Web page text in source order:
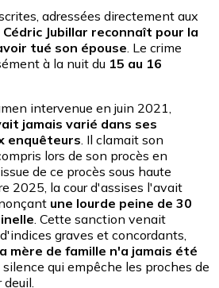
adressées directement aux
Cédric Jubillar reconnaît pour la
tué son épouse . Le crime
à la nuit du 15 au 16
intervenue en juin 2021,
jamais varié dans ses
enquêteurs . Il clamait son
lors de son procès en
de ce procès sous haute
2025, la cour d'assises l'avait
une lourde peine de 30
. Cette sanction venait
graves et concordants,
mère de famille n'a jamais été
silence qui empêche les proches de